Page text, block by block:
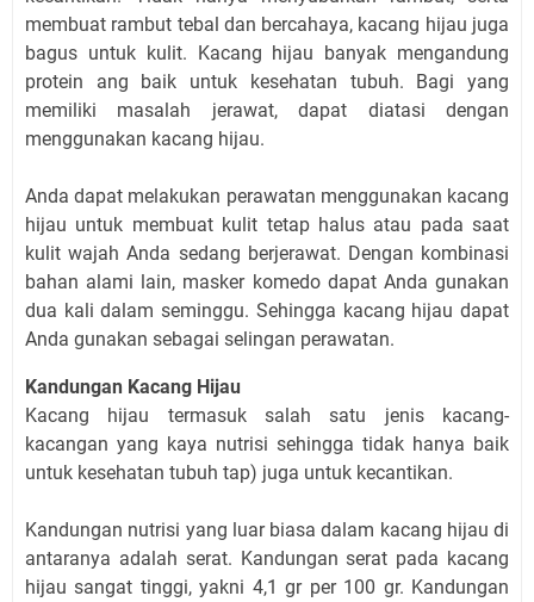
membuat rambut tebal dan bercahaya, kacang hijau juga
bagus untuk kulit. Kacang hijau banyak mengandung
protein ang baik untuk kesehatan tubuh. Bagi yang
memiliki masalah jerawat, dapat diatasi dengan
menggunakan kacang hijau.
Anda dapat melakukan perawatan menggunakan kacang
hijau untuk membuat kulit tetap halus atau pada saat
kulit wajah Anda sedang berjerawat. Dengan kombinasi
bahan alami lain, masker komedo dapat Anda gunakan
dua kali dalam seminggu. Sehingga kacang hijau dapat
Anda gunakan sebagai selingan perawatan.
Kandungan Kacang Hijau
Kacang hijau termasuk salah satu jenis kacang-
kacangan yang kaya nutrisi sehingga tidak hanya baik
untuk kesehatan tubuh tap) juga untuk kecantikan.
Kandungan nutrisi yang luar biasa dalam kacang hijau di
antaranya adalah serat. Kandungan serat pada kacang
hijau sangat tinggi, yakni 4,1 gr per 100 gr. Kandungan